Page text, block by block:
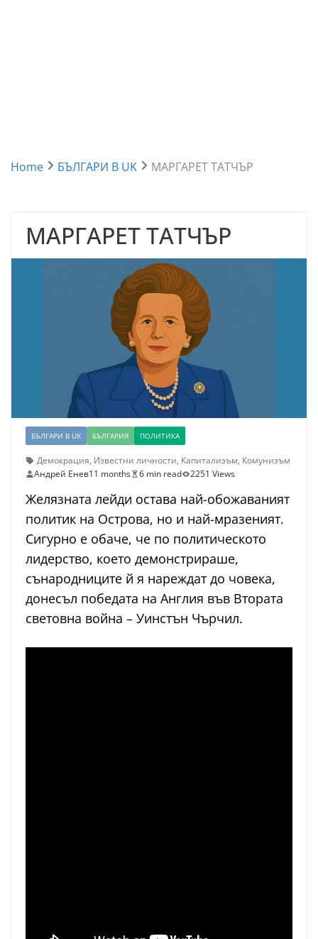
Home БЪЛГАРИ В UK МАРГАРЕТ ТАТЧЪР
МАРГАРЕТ ТАТЧЪР
БЪЛГАРИ В UK БЪЛГАРИЯ ПОЛИТИКА
Демокрация, Известни личности, Капитализъм, Комунизъм
Андрей Енев11 months 6 min read 2251 Views
Желязната лейди остава най-обожаваният
политик на Острова, но и най-мразеният.
Сигурно е обаче, че по политическото
лидерство, което демонстрираше,
сънародниците й я нареждат до човека,
донесъл победата на Англия във Втората
световна война – Уинстън Чърчил.